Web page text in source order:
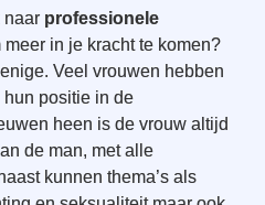
naar professionele
meer in je kracht te komen?
Veel vrouwen hebben
hun positie in de
heen is de vrouw altijd
de man, met alle
kunnen thema’s als